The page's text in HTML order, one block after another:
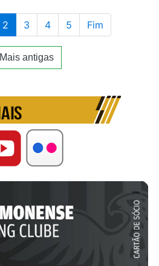
2 3 4 5 Fim
Mais antigas